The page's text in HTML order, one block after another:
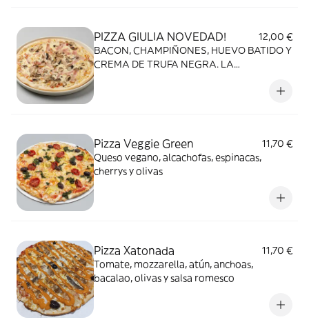
PIZZA GIULIA NOVEDAD!
12,00 €
BACON, CHAMPIÑONES, HUEVO BATIDO Y
CREMA DE TRUFA NEGRA. LA
Pizza Veggie Green
11,70 €
Queso vegano, alcachofas, espinacas,
cherrys y olivas
Pizza Xatonada
11,70 €
Tomate, mozzarella, atún, anchoas,
bacalao, olivas y salsa romesco